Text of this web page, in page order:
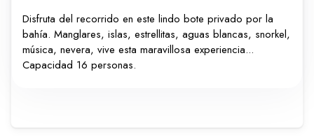
WhatsApp Llamar
Disfruta del recorrido en este lindo bote privado por la
bahía. Manglares, islas, estrellitas, aguas blancas, snorkel,
música, nevera, vive esta maravillosa experiencia...
Capacidad 16 personas.